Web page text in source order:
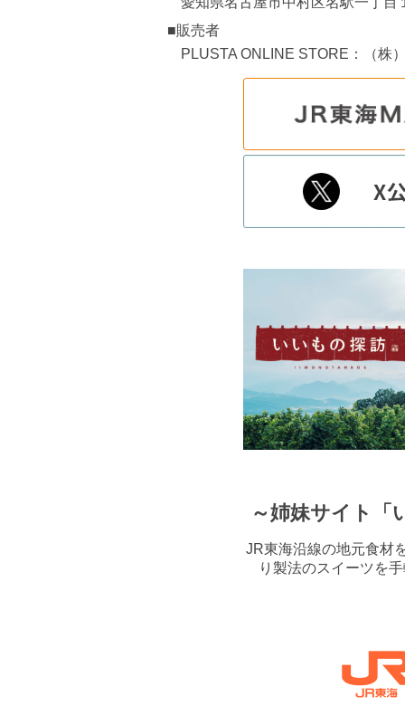
■販売者
PLUSTA ONLINE STORE：（株
～姉妹サイト「
JR東海沿線の地元食材
り製法のスイーツを